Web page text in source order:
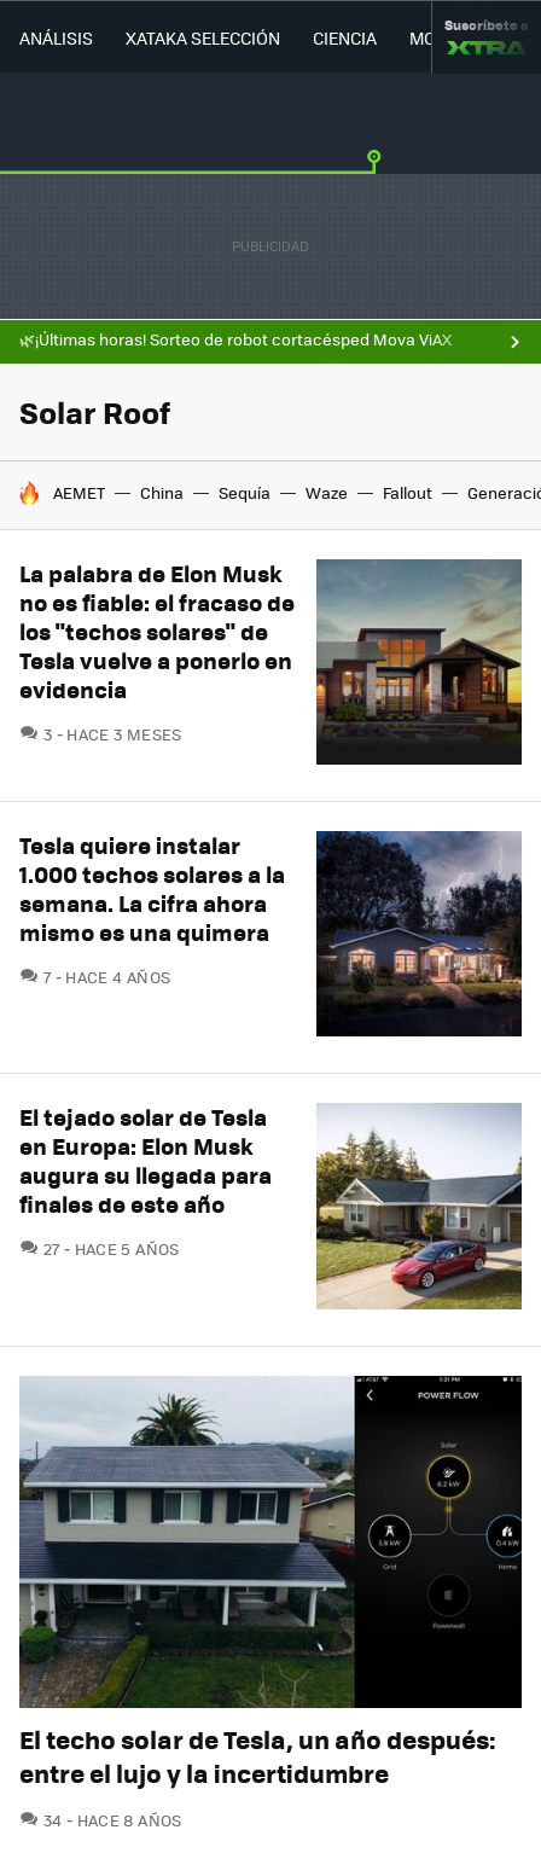
ANÁLISIS XATAKA SELECCIÓN CIENCIA MOVILIDAD
Suscríbete a
🌿¡Últimas horas! Sorteo de robot cortacésped Mova ViAX
Solar Roof
HOY SE HABLA DE
AEMET China Sequía Waze Fallout
La palabra de Elon Musk
no es fiable: el fracaso de
los "techos solares" de
Tesla vuelve a ponerlo en
evidencia
3 COMENTARIOS
HACE 3 MESES
Tesla quiere instalar
1.000 techos solares a la
semana. La cifra ahora
mismo es una quimera
7COMENTARIOS
HACE 4 AÑOS
El tejado solar de Tesla
en Europa: Elon Musk
augura su llegada para
finales de este año
27COMENTARIOS
HACE 5 AÑOS
El techo solar de Tesla, un año después:
entre el lujo y la incertidumbre
34 COMENTARIOS
HACE 8 AÑOS